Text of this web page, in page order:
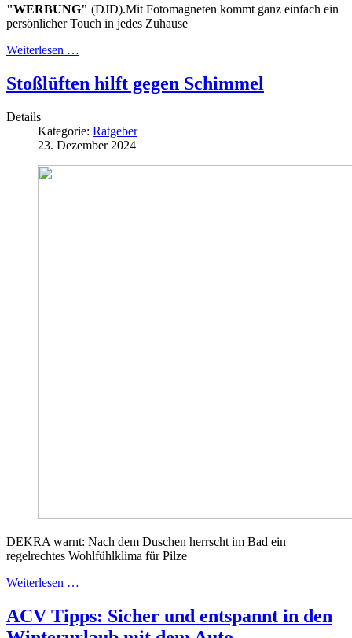
"WERBUNG" (DJD).Mit Fotomagneten kommt ganz einfach ein
persönlicher Touch in jedes Zuhause
Weiterlesen …
Stoßlüften hilft gegen Schimmel
Details
Kategorie: Ratgeber
23. Dezember 2024
DEKRA warnt: Nach dem Duschen herrscht im Bad ein
regelrechtes Wohlfühlklima für Pilze
Weiterlesen …
ACV Tipps: Sicher und entspannt in den